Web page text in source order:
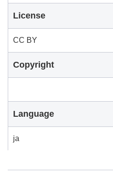
License
CC BY
Copyright
Language
ja